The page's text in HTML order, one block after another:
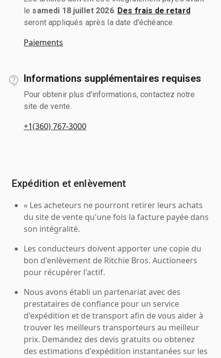
le samedi 18 juillet 2026. Des frais de retard
seront appliqués après la date d'échéance.
Paiements
Informations supplémentaires requises
Pour obtenir plus d'informations, contactez notre
site de vente.
+1(360) 767-3000
Expédition et enlèvement
« Les acheteurs ne pourront retirer leurs achats
du site de vente qu'une fois la facture payée dans
son intégralité.
Les conducteurs doivent apporter une copie du
bon d'enlèvement de Ritchie Bros. Auctioneers
pour récupérer l'actif.
Nous avons établi un partenariat avec des
prestataires de confiance pour un service
d'expédition et de transport afin de vous aider à
trouver les meilleurs transporteurs au meilleur
prix. Demandez des devis gratuits ou obtenez
des estimations d'expédition instantanées sur les